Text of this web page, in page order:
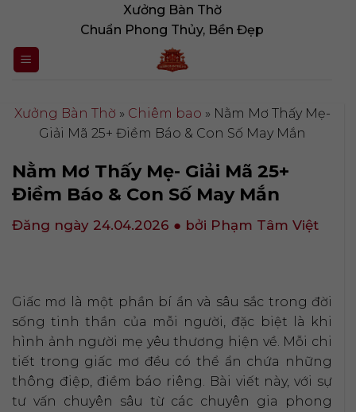
nội
dung
Xưởng Bàn Thờ
Chuẩn Phong Thủy, Bền Đẹp
Xưởng Bàn Thờ » Chiêm bao » Nằm Mơ Thấy Mẹ-
Giải Mã 25+ Điềm Báo & Con Số May Mắn
Nằm Mơ Thấy Mẹ- Giải Mã 25+
Điềm Báo & Con Số May Mắn
Đăng ngày 24.04.2026 ● bởi Phạm Tâm Việt
Giấc mơ là một phần bí ẩn và sâu sắc trong đời
sống tinh thần của mỗi người, đặc biệt là khi
hình ảnh người mẹ yêu thương hiện về. Mỗi chi
tiết trong giấc mơ đều có thể ẩn chứa những
thông điệp, điềm báo riêng. Bài viết này, với sự
tư vấn chuyên sâu từ các chuyên gia phong